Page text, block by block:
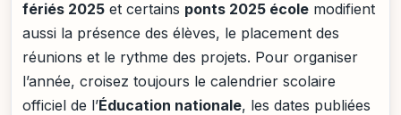
fériés 2025 et certains ponts 2025 école modifient
aussi la présence des élèves, le placement des
réunions et le rythme des projets. Pour organiser
l’année, croisez toujours le calendrier scolaire
officiel de l’Éducation nationale, les dates publiées